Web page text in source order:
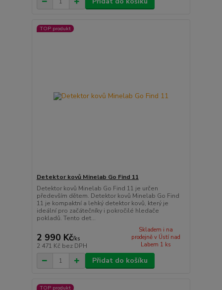
TOP produkt
Detektor kovů Minelab Go Find 11
Detektor kovů Minelab Go Find 11 je určen
především dětem. Detektor kovů Minelab Go Find
11 je kompaktní a lehký detektor kovů, který je
ideální pro začátečníky i pokročilé hledače
pokladů. Tento det...
2 990 Kč/ks
2 471 Kč bez DPH
Skladem i na
prodejně v Ústí nad
Labem 1 ks
Přidat do košíku
TOP produkt